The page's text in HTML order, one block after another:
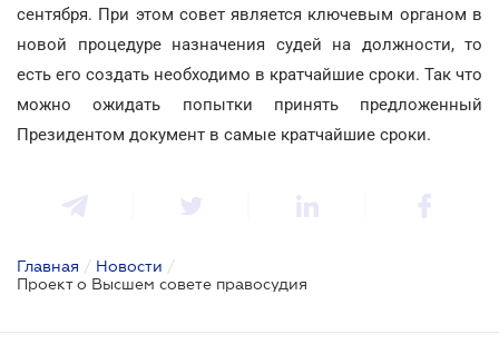
сентября. При этом совет является ключевым органом в
новой процедуре назначения судей на должности, то
есть его создать необходимо в кратчайшие сроки. Так что
можно ожидать попытки принять предложенный
Президентом документ в самые кратчайшие сроки.
Главная / Новости /
Проект о Высшем совете правосудия